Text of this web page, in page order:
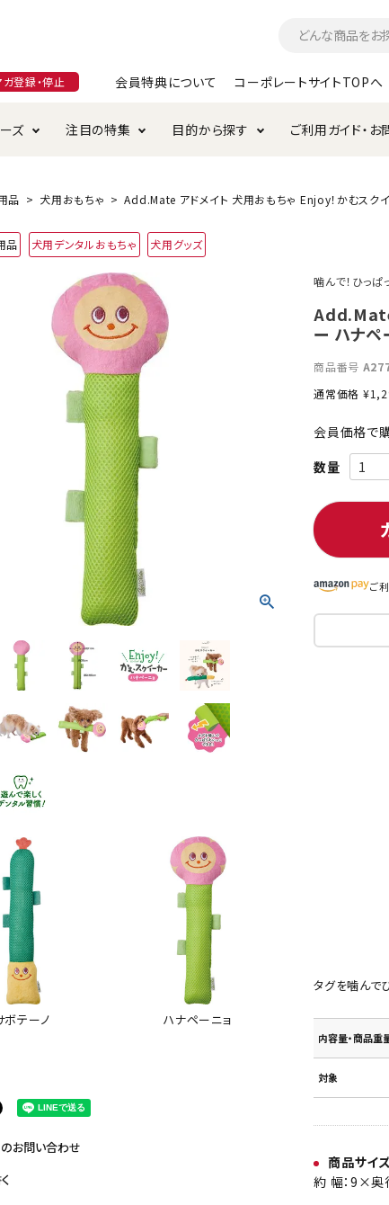
ガ登録・停止 会員特典について コーポレートサイトTOPへ
つ お手入れ・ケア用品
ド・ハウス・マット
・給水器
替え・交換パーツ
入れ・ケア用品 トイレタリー・消臭剤
クル・ケージ・タワー
ズ
そのまま 極上
注目の特集
加特集 けりぐるみ特集
目的から探す
用のグレインフリー
ト中にオススメ
ご利用ガイド・
特典について ご注文方法について
ラインショップ利用規約
品 犬用おもちゃ Add.Mate アドメイト 犬用おもちゃ Enjoy！かむスク
品 犬用デンタルおもちゃ 犬用グッズ
ボテーノ ハナペーニョ
お問い合わせ
噛んで！ひっぱ
Add.Mate
ー ハナペ
商品番号
通常価格 ¥
会員価格で
ご
タグを噛んで
内容量・商品重
対象
商品サイ
約 幅：9×奥